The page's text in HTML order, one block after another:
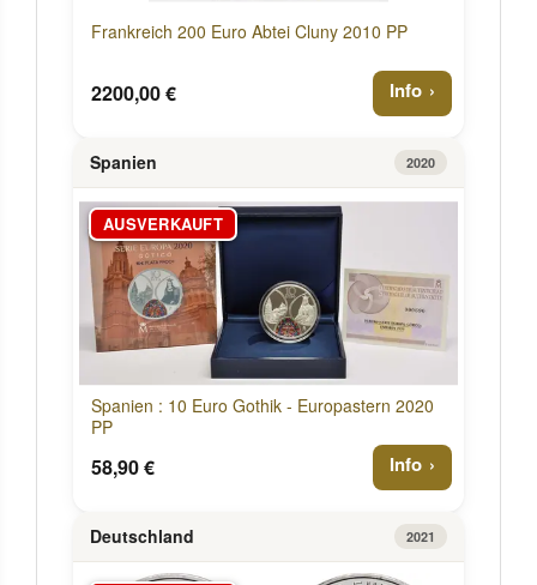
Frankreich 200 Euro Abtei Cluny 2010 PP
2200,00 € Info
Spanien 2020
AUSVERKAUFT
Spanien : 10 Euro Gothik - Europastern 2020
PP
58,90 € Info
Deutschland 2021